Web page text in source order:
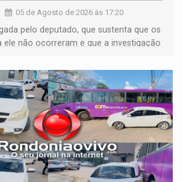
05 de Agosto de 2026 às 17:20
pelo deputado, que sustenta que os
ele não ocorreram e que a investigação